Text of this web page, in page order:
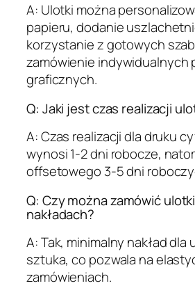
A: Ulotki można
papieru, dodanie
korzystanie z gotowych
zamówienie indywidualnych
graficznych.
Q: Jaki jest czas realizacji
A: Czas realizacji dla druku
wynosi 1-2 dni robocze,
offsetowego 3-5 dni
Q: Czy można zamówić
nakładach?
A: Tak, minimalny nakład dla
sztuka, co pozwala na
zamówieniach.